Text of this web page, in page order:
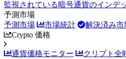
監視されている暗号通貨のインデ
予測市場
予測市場
市場統計
解決済み市
Crypto 価格
通貨価格モニター クリプト全